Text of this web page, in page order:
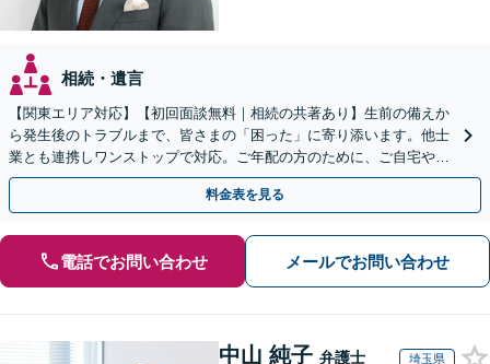
相続・遺言
【関東エリア対応】【初回面談無料｜相続の共著あり】生前の備えか
ら発生後のトラブルまで、皆さまの「困った」に寄り添います。他士
業とも連携しワンストップで対応。ご年配の方のために、ご自宅やご
近所への出張相談も実施【秘密厳守｜休日・夜間相談可】
料金表を見る
電話でお問い合わせ メールでお問い合わせ
中山 純子 弁護士 埼玉県